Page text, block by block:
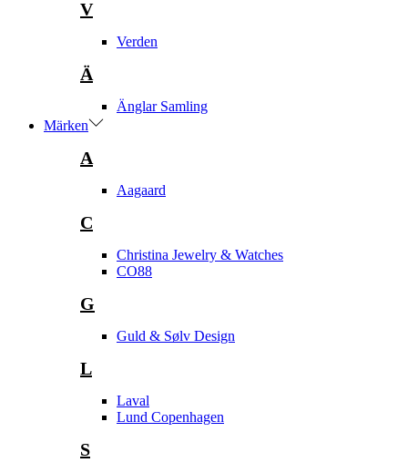
V
Verden
Ä
Änglar Samling
Märken
A
Aagaard
C
Christina Jewelry & Watches
CO88
G
Guld & Sølv Design
L
Laval
Lund Copenhagen
S